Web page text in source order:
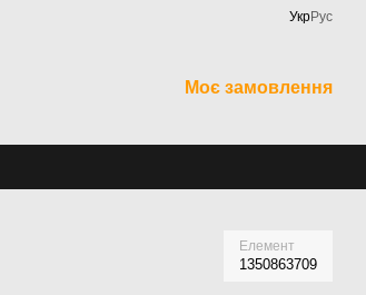
УкрРус
Моє замовлення
Елемент
1350863709